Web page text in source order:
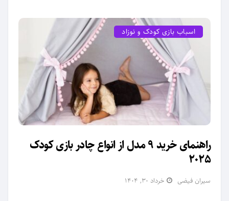
اسباب بازی کودک و نوزاد
راهنمای خرید 9 مدل از انواع چادر بازی کودک
2025
سیران فیضی خرداد ۳۰, ۱۴۰۴